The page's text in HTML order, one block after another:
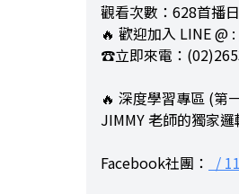
觀看次數：628首播
🔥 歡迎加入 LINE @ :
☎️立即來電：
🔥 深度學習專區 (第
JIMMY 老師的獨家
Facebook社團：
/